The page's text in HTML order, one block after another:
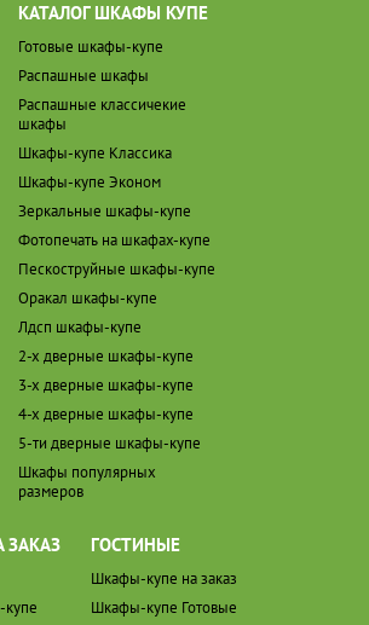
КАТАЛОГ ШКАФЫ КУПЕ
Готовые шкафы-купе
Распашные шкафы
Распашные классичекие
шкафы
Шкафы-купе Классика
Шкафы-купе Эконом
Зеркальные шкафы-купе
Фотопечать на шкафах-купе
Пескоструйные шкафы-купе
Оракал шкафы-купе
Лдсп шкафы-купе
2-х дверные шкафы-купе
3-х дверные шкафы-купе
4-х дверные шкафы-купе
5-ти дверные шкафы-купе
Шкафы популярных
размеров
ГОСТИНЫЕ
Шкафы-купе на заказ
Шкафы-купе Готовые